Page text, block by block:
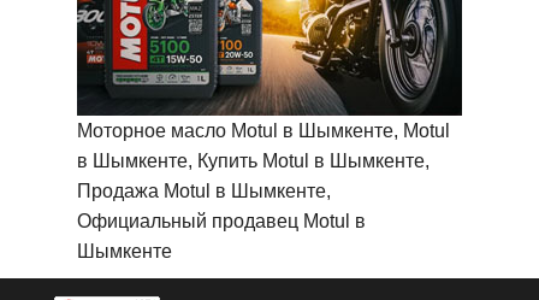
Моторное масло Motul в Шымкенте, Motul
в Шымкенте, Купить Motul в Шымкенте,
Продажа Motul в Шымкенте,
Официальный продавец Motul в
Шымкенте